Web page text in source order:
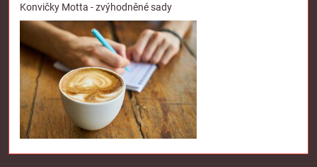
Konvičky Motta - zvýhodněné sady